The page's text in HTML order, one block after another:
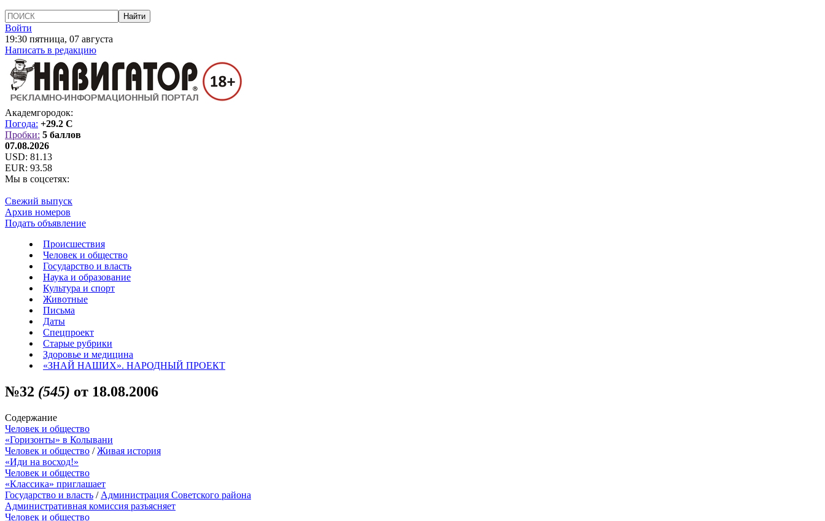
Войти
19:30 пятница, 07 августа
Написать в редакцию
Академгородок:
Погода: +29.2 C
Пробки: 5 баллов
07.08.2026
USD: 81.13
EUR: 93.58
Мы в соцсетях:
Свежий выпуск
Архив номеров
Подать объявление
Происшествия
Человек и общество
Государство и власть
Наука и образование
Культура и спорт
Животные
Письма
Даты
Спецпроект
Старые рубрики
Здоровье и медицина
«ЗНАЙ НАШИХ». НАРОДНЫЙ ПРОЕКТ
№32 (545) от 18.08.2006
Содержание
Человек и общество
«Горизонты» в Колывани
Человек и общество /Живая история
«Иди на восход!»
Человек и общество
«Классика» приглашает
Государство и власть / Администрация Советского района
Административная комиссия разъясняет
Человек и общество